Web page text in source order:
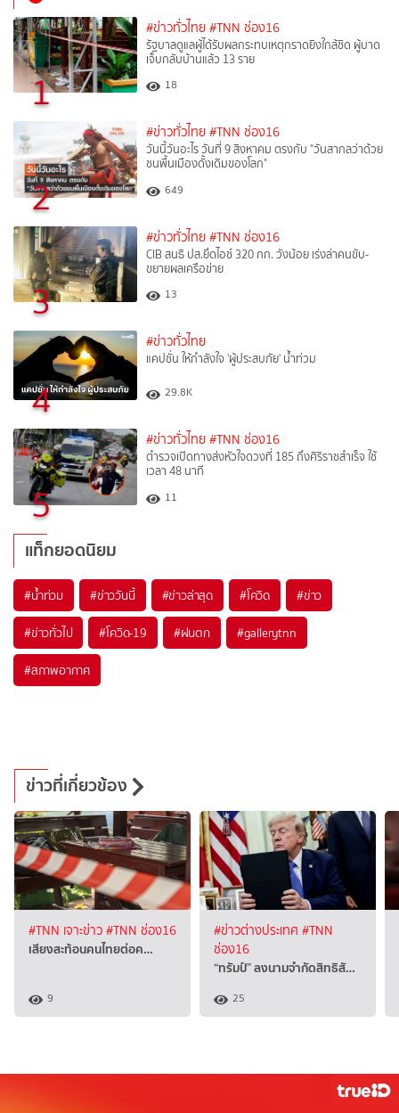
1
#ข่าวทั่วไทย #TNN ช่อง16
รัฐบาลดูแลผู้ได้รับผลกระทบเหตุกราดยิงใกล้ชิด ผู้บาด
เจ็บกลับบ้านแล้ว 13 ราย
18
2
#ข่าวทั่วไทย #TNN ช่อง16
วันนี้วันอะไร วันที่ 9 สิงหาคม ตรงกับ "วันสากลว่าด้วย
ชนพื้นเมืองดั้งเดิมของโลก"
649
3
#ข่าวทั่วไทย #TNN ช่อง16
CIB สนธิ ปส.ยึดไอซ์ 320 กก. วังน้อย เร่งล่าคนขับ-
ขยายผลเครือข่าย
13
4
#ข่าวทั่วไทย
แคปชั่น ให้กำลังใจ 'ผู้ประสบภัย' น้ำท่วม
29.8K
5
#ข่าวทั่วไทย #TNN ช่อง16
ตำรวจเปิดทางส่งหัวใจดวงที่ 185 ถึงศิริราชสำเร็จ ใช้
เวลา 48 นาที
11
แท็กยอดนิยม
#น้ำท่วม #ข่าววันนี้ #ข่าวล่าสุด #โควิด #ข่าว
#ข่าวทั่วไป #โควิด-19 #ฝนตก #gallerytnn
#สภาพอากาศ
ข่าวที่เกี่ยวข้อง
#TNN เจาะข่าว#TNN ช่อง16
เสียงสะท้อนคนไทยต่อค…
9
#ข่าวต่างประเทศ #TNN
ช่อง16
“ทรัมป์” ลงนามจำกัดสิทธิสั…
25